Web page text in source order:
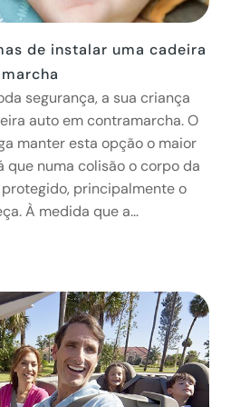
de instalar uma cadeira
segurança, a sua criança
auto em contramarcha. O
manter esta opção o maior
que numa colisão o corpo da
principalmente o
À medida que a...